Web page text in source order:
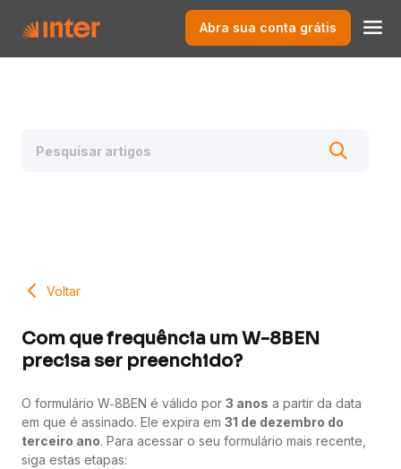
Abra sua conta grátis
Voltar
Com que frequência um W-8BEN
precisa ser preenchido?
O formulário W‑8BEN é válido por 3 anos a partir da data
em que é assinado. Ele expira em 31 de dezembro do
terceiro ano. Para acessar o seu formulário mais recente,
siga estas etapas: